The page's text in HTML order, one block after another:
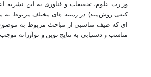
وزارت علوم، تحقیقات و فناوری به این
کیفی روش‌مند) در زمینه های مختلف مربوط به
ای که طیف مناسبی از مباحث مربوط به
مناسب و دستیابی به نتایج نوین و نوآورانه